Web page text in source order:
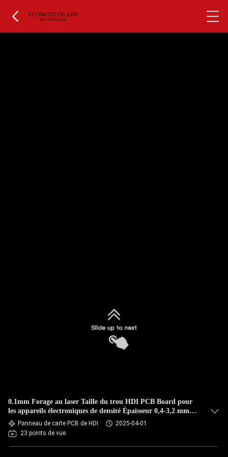
0.1mm Forage au laser Taille du trou HDI PCB Board pour
les appareils électroniques de densité Épaisseur 0,4-3,2 mm
Matériau brut FR4 IT180
Panneau de carte PCB de HDI
2025-04-01
23 points de vue